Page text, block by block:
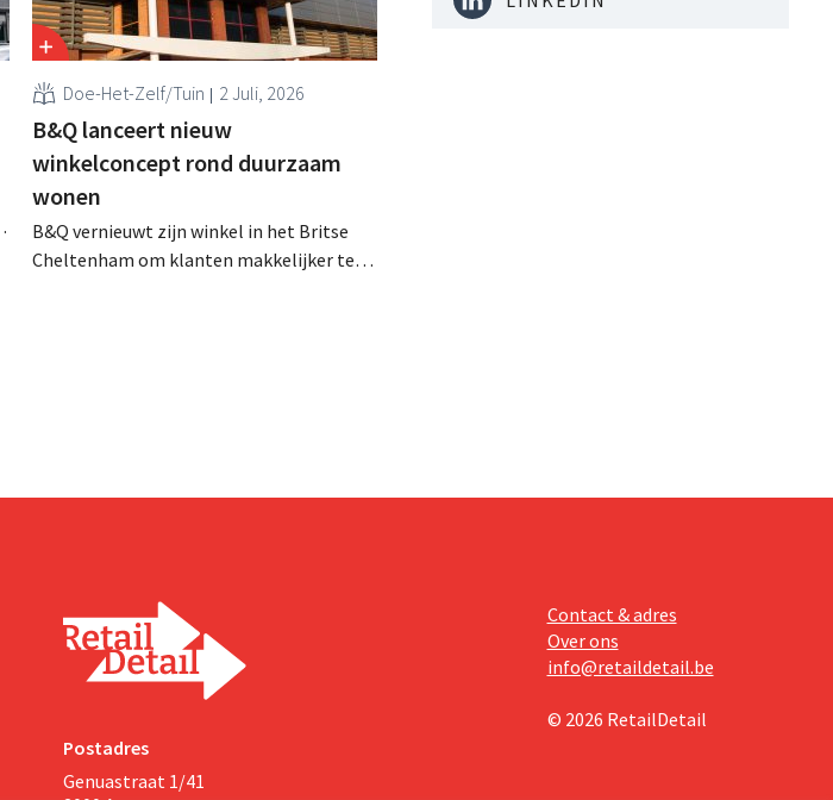
Doe-Het-Zelf/Tuin 2 Juli, 2026
B&Q lanceert nieuw
winkelconcept rond duurzaam
wonen
B&Q vernieuwt zijn winkel in het Britse
Cheltenham om klanten makkelijker te
Postadres
Genuastraat 1/41
Contact & adres
Over ons
info@retaildetail.be
© 2026 RetailDetail